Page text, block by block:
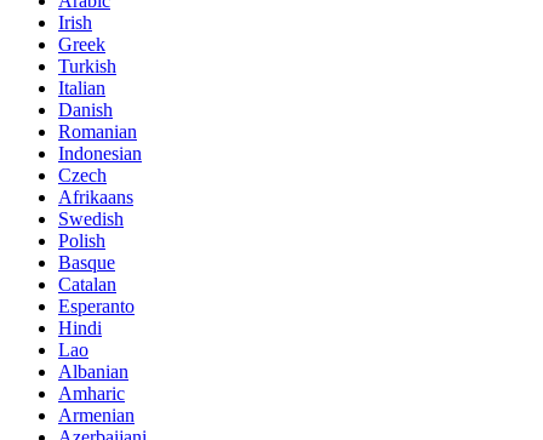
Irish
Greek
Turkish
Italian
Danish
Romanian
Indonesian
Czech
Afrikaans
Swedish
Polish
Basque
Catalan
Esperanto
Hindi
Lao
Albanian
Amharic
Armenian